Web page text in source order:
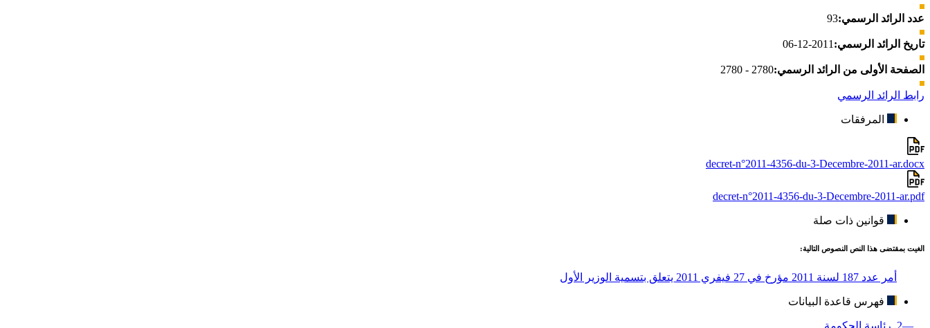
عدد الرائد الرسمي:93
تاريخ الرائد الرسمي: 2011-12-06
الصفحة الأولى من الرائد الرسمي:2780 - 2780
رابط الرائد الرسمي
المرفقات
decret-n°2011-4356-du-3-Decembre-2011-ar.docx
decret-n°2011-4356-du-3-Decembre-2011-ar.pdf
قوانين ذات صلة
الغيت بمقتضى هذا النص النصوص التالية:
أمر عدد 187 لسنة 2011 مؤرخ في 27 فيفري 2011 يتعلق بتسمية الوزير الأول
فهرس قاعدة البيانات